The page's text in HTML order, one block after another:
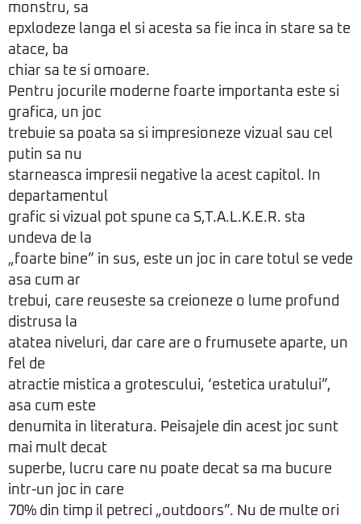
monstru, sa
epxlodeze langa el si acesta sa fie inca in stare sa te
atace, ba
chiar sa te si omoare.
Pentru jocurile moderne foarte importanta este si
grafica, un joc
trebuie sa poata sa si impresioneze vizual sau cel
putin sa nu
starneasca impresii negative la acest capitol. In
departamentul
grafic si vizual pot spune ca S,T.A.L.K.E.R. sta
undeva de la
„foarte bine” in sus, este un joc in care totul se vede
asa cum ar
trebui, care reuseste sa creioneze o lume profund
distrusa la
atatea niveluri, dar care are o frumusete aparte, un
fel de
atractie mistica a grotescului, ‘estetica uratului”,
asa cum este
denumita in literatura. Peisajele din acest joc sunt
mai mult decat
superbe, lucru care nu poate decat sa ma bucure
intr-un joc in care
70% din timp il petreci „outdoors”. Nu de multe ori